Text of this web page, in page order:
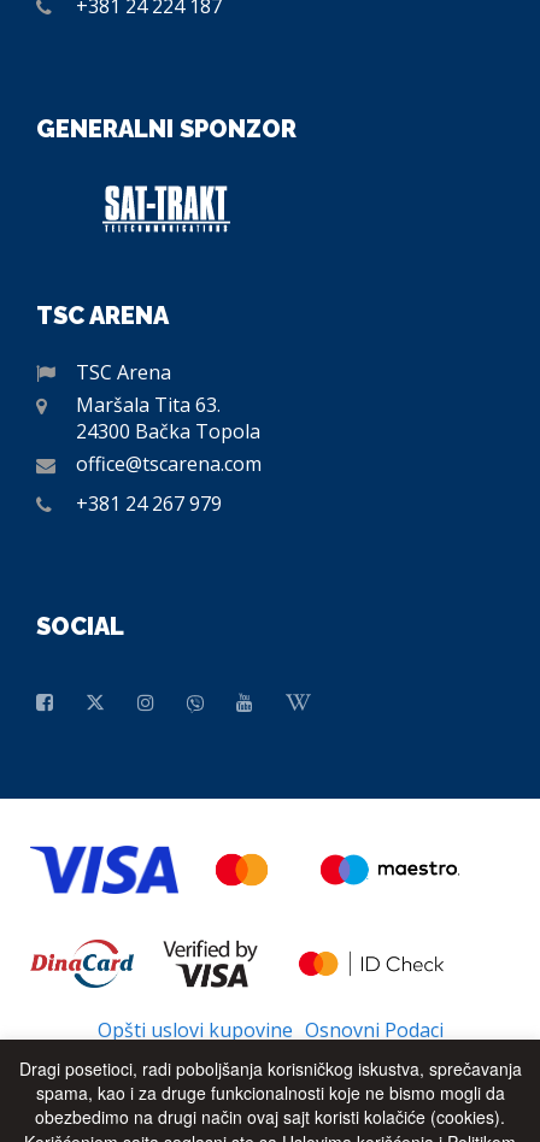
+381 24 224 187
GENERALNI SPONZOR
TSC ARENA
TSC Arena
Maršala Tita 63.
24300 Bačka Topola
office@tscarena.com
+381 24 267 979
SOCIAL
Opšti uslovi kupovine Osnovni Podaci
© 2026 - All Rights Reserved UP
Dragi posetioci, radi poboljšanja korisničkog iskustva, sprečavanja
spama, kao i za druge funkcionalnosti koje ne bismo mogli da
obezbedimo na drugi način ovaj sajt koristi kolačiće (cookies).